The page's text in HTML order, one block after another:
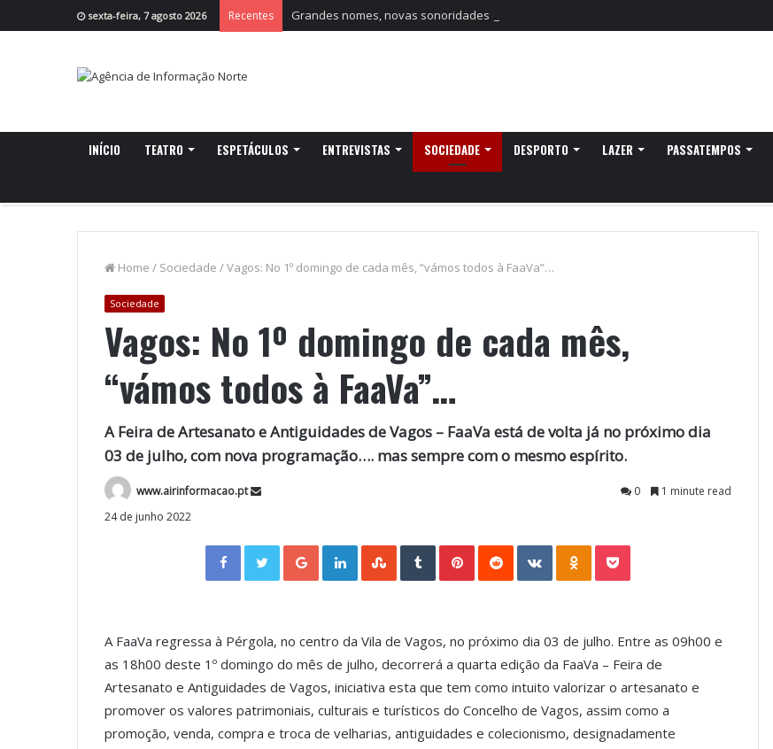
sexta-feira, 7 agosto 2026 Recentes Grandes nomes, novas sonoridades e criação artística marcam a nova temporada do CTAL
INÍCIO TEATRO ESPETÁCULOS ENTREVISTAS SOCIEDADE DESPORTO LAZER PASSATEMPOS
Home / Sociedade /Vagos: No 1º domingo de cada mês, “vámos todos à FaaVa”…
Sociedade
Vagos: No 1º domingo de cada mês,
“vámos todos à FaaVa”…
A Feira de Artesanato e Antiguidades de Vagos – FaaVa está de volta já no próximo dia
03 de julho, com nova programação…. mas sempre com o mesmo espírito.
www.airinformacao.pt 0
1 minute read
24 de junho 2022
Facebook Twitter Google+ LinkedIn StumbleUpon Tumblr VKontakte
A FaaVa regressa à Pérgola, no centro da Vila de Vagos, no próximo dia 03 de julho. Entre as 09h00 e
as 18h00 deste 1º domingo do mês de julho, decorrerá a quarta edição da FaaVa – Feira de
Artesanato e Antiguidades de Vagos, iniciativa esta que tem como intuito valorizar o artesanato e
promover os valores patrimoniais, culturais e turísticos do Concelho de Vagos, assim como a
promoção, venda, compra e troca de velharias, antiguidades e colecionismo, designadamente